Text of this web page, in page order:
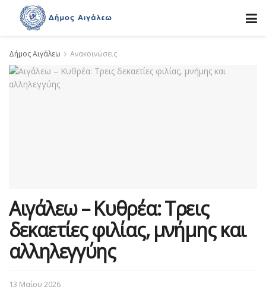
Δήμος Αιγάλεω Ανακοινώσεις
Αιγάλεω – Κυθρέα: Τρεις
δεκαετίες φιλίας, μνήμης και
αλληλεγγύης
13 Μαΐου 2026